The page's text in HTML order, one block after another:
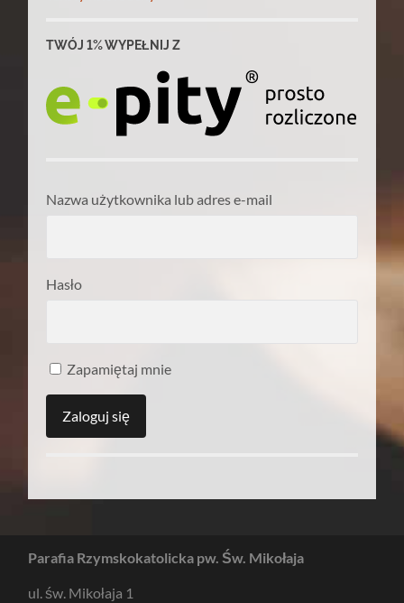
TWÓJ 1% WYPEŁNIJ Z
Nazwa użytkownika lub adres e-mail
Hasło
Zapamiętaj mnie
Parafia Rzymskokatolicka pw. Św. Mikołaja
ul. św. Mikołaja 1